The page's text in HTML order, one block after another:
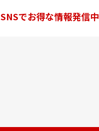
SNSでお得な情報発信中